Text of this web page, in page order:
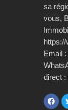
sa
vous,
Email
direct :